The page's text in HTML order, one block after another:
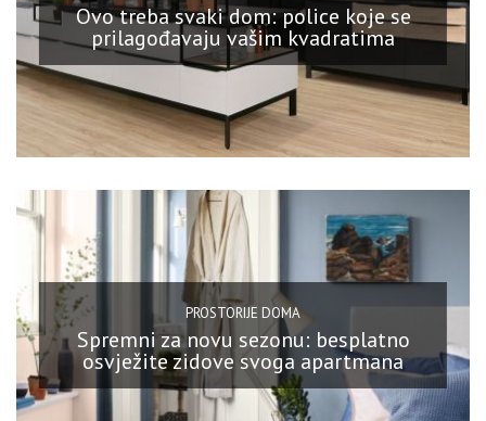
Ovo treba svaki dom: police koje se
prilagođavaju vašim kvadratima
PROSTORIJE DOMA
Spremni za novu sezonu: besplatno
osvježite zidove svoga apartmana